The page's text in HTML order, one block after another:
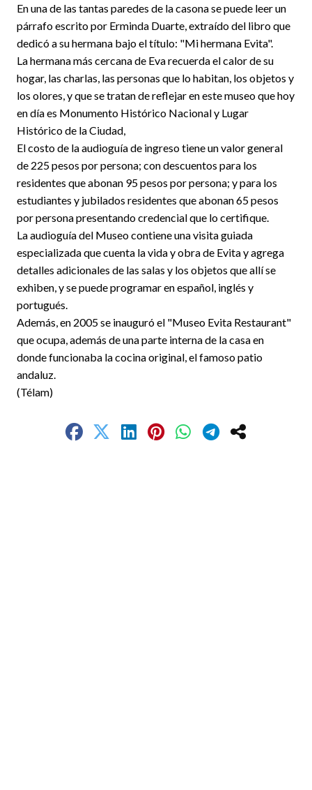
En una de las tantas paredes de la casona se puede leer un
párrafo escrito por Erminda Duarte, extraído del libro que
dedicó a su hermana bajo el título: "Mi hermana Evita".
La hermana más cercana de Eva recuerda el calor de su
hogar, las charlas, las personas que lo habitan, los objetos y
los olores, y que se tratan de reflejar en este museo que hoy
en día es Monumento Histórico Nacional y Lugar
Histórico de la Ciudad,
El costo de la audioguía de ingreso tiene un valor general
de 225 pesos por persona; con descuentos para los
residentes que abonan 95 pesos por persona; y para los
estudiantes y jubilados residentes que abonan 65 pesos
por persona presentando credencial que lo certifique.
La audioguía del Museo contiene una visita guiada
especializada que cuenta la vida y obra de Evita y agrega
detalles adicionales de las salas y los objetos que allí se
exhiben, y se puede programar en español, inglés y
portugués.
Además, en 2005 se inauguró el "Museo Evita Restaurant"
que ocupa, además de una parte interna de la casa en
donde funcionaba la cocina original, el famoso patio
andaluz.
(Télam)